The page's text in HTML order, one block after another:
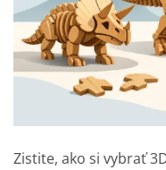
Zistite, ako si vybrať